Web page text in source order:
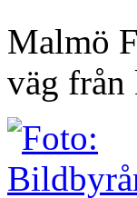
Malmö
väg